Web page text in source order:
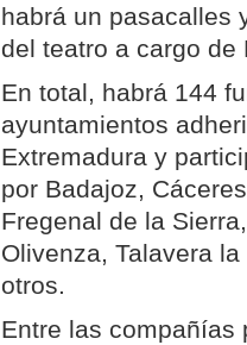
habrá un pasacalles
del teatro a cargo de
En total, habrá 144
ayuntamientos
Extremadura y
por Badajoz,
Fregenal de la
Olivenza, Talavera
otros.
Entre las compañías